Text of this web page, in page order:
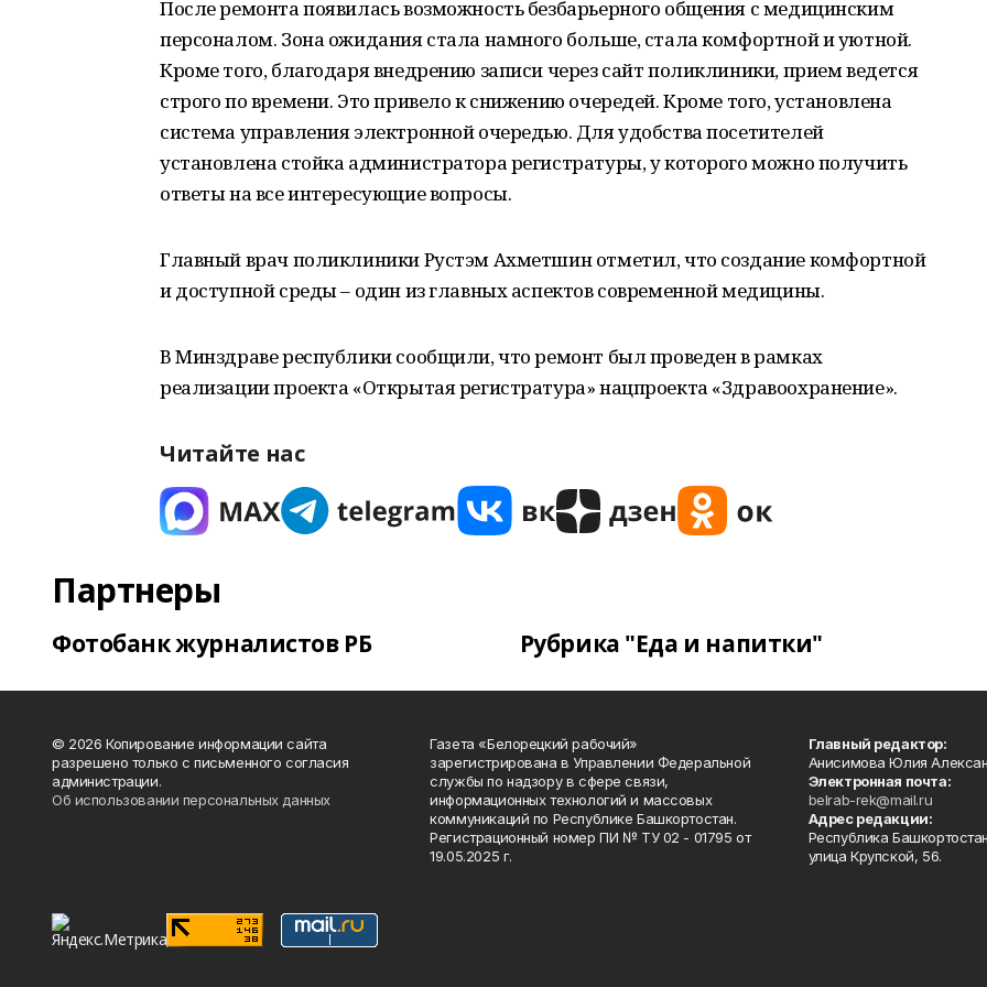
После ремонта появилась возможность безбарьерного общения с медицинским
персоналом. Зона ожидания стала намного больше, стала комфортной и уютной.
Кроме того, благодаря внедрению записи через сайт поликлиники, прием ведется
строго по времени. Это привело к снижению очередей. Кроме того, установлена
система управления электронной очередью. Для удобства посетителей
установлена стойка администратора регистратуры, у которого можно получить
ответы на все интересующие вопросы.
Главный врач поликлиники Рустэм Ахметшин отметил, что создание комфортной
и доступной среды – один из главных аспектов современной медицины.
В Минздраве республики сообщили, что ремонт был проведен в рамках
реализации проекта «Открытая регистратура» нацпроекта «Здравоохранение».
Читайте нас
Партнеры
Фотобанк журналистов РБ Рубрика "Еда и напитки"
© 2026 Копирование информации сайта
разрешено только с письменного согласия
администрации.
Об использовании персональных данных
Газета «Белорецкий рабочий»
зарегистрирована в Управлении Федеральной
службы по надзору в сфере связи,
информационных технологий и массовых
коммуникаций по Республике Башкортостан.
Регистрационный номер ПИ № ТУ 02 - 01795 от
19.05.2025 г.
Главный редактор:
Анисимова Юлия
Электронная почта:
belrab-rek@mail.ru
Адрес редакции:
Республика
улица Крупской, 56.